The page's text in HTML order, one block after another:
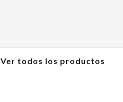
Ver todos los productos